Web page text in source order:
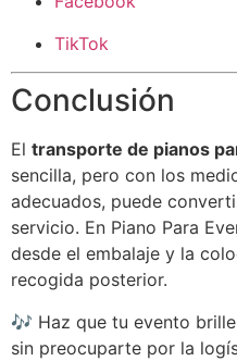
TikTok
Conclusión
El transporte de pianos
sencilla, pero con los
adecuados, puede
servicio. En Piano Para
desde el embalaje y la
recogida posterior.
🎶 Haz que tu evento
sin preocuparte por la